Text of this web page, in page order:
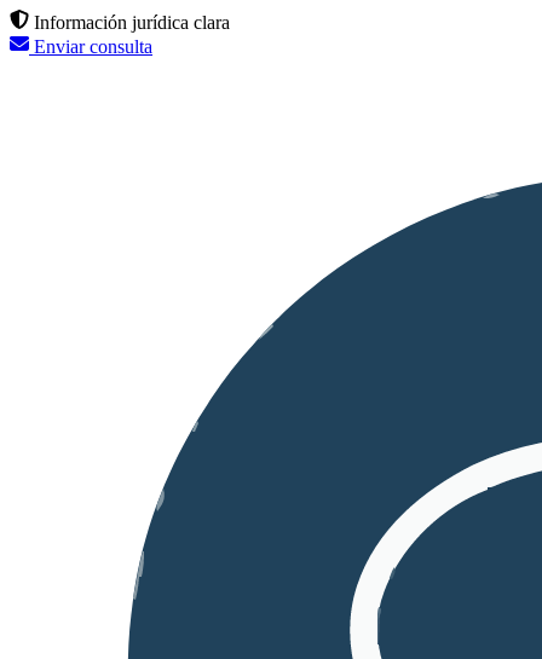
Información jurídica clara
Enviar consulta